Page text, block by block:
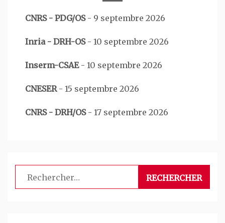
CNRS - PDG/OS- 9 septembre 2026
Inria - DRH-OS- 10 septembre 2026
Inserm-CSAE- 10 septembre 2026
CNESER- 15 septembre 2026
CNRS - DRH/OS- 17 septembre 2026
Rechercher :